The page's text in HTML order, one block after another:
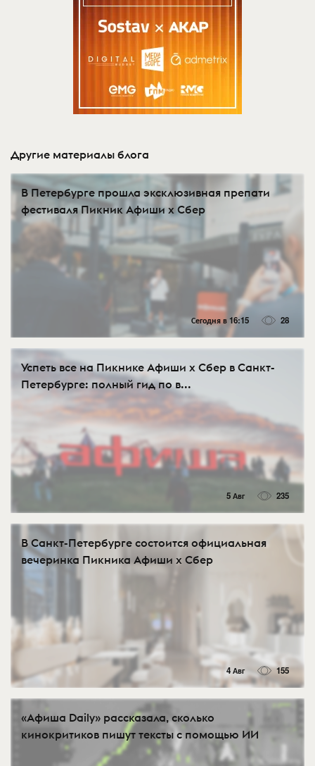
Другие материалы блога
В Петербурге прошла эксклюзивная препати
фестиваля Пикник Афиши х Сбер
Сегодня в 16:15 28
Успеть все на Пикнике Афиши x Сбер в Санкт-
Петербурге: полный гид по в...
5 Авг 235
В Санкт-Петербурге состоится официальная
вечеринка Пикника Афиши x Сбер
4 Авг 155
«Афиша Daily» рассказала, сколько
кинокритиков пишут тексты с помощью ИИ